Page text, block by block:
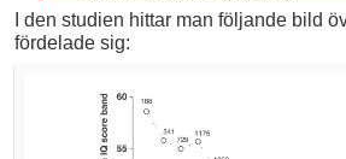
I den studien hittar man följande bild
fördelade sig: